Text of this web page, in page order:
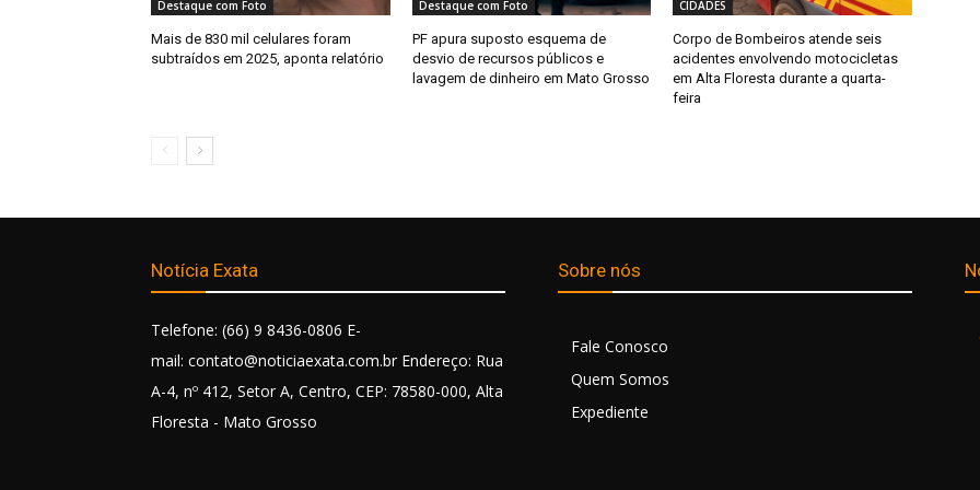
Destaque com Foto
Mais de 830 mil celulares foram
subtraídos em 2025, aponta relatório
Destaque com Foto
PF apura suposto esquema de
desvio de recursos públicos e
lavagem de dinheiro em Mato Grosso
CIDADES
Corpo de Bombeiros atende seis
acidentes envolvendo motocicletas
em Alta Floresta durante a quarta-
feira
Notícia Exata
Telefone: (66) 9 8436-0806 E-
mail: contato@noticiaexata.com.br Endereço: Rua
A-4, nº 412, Setor A, Centro, CEP: 78580-000, Alta
Floresta - Mato Grosso
Sobre nós
Fale Conosco
Quem Somos
Expediente